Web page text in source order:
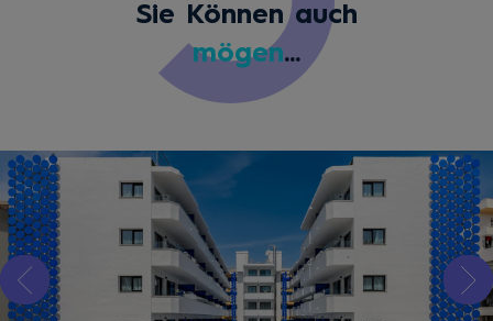
Sie Können auch
mögen...